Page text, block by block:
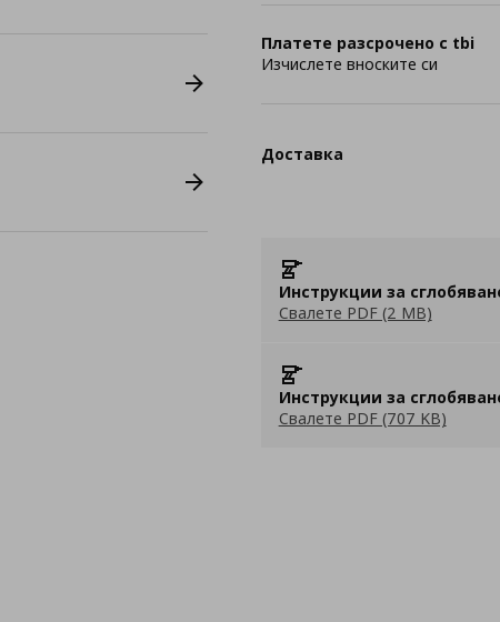
Платете разсрочено с tbi
Изчислете вноските си
Доставка
Инструкции за
Свалете PDF (2 MB)
Инструкции за
Свалете PDF (707 KB)